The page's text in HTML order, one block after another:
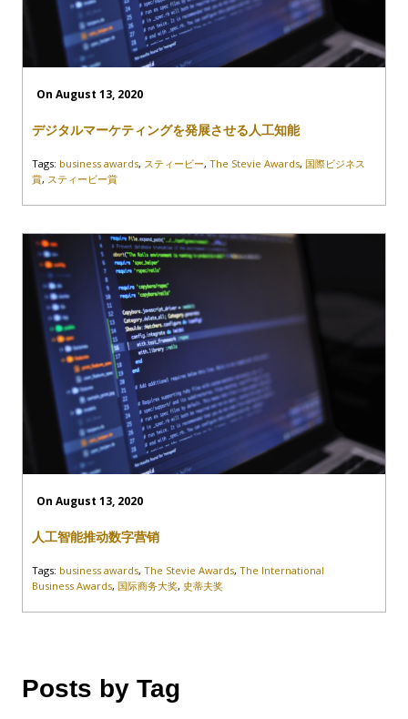
On August 13, 2020
デジタルマーケティングを発展させる人工知能
Tags: business awards, スティービー, The Stevie Awards, 国際ビジネス
賞, スティービー賞
On August 13, 2020
人工智能推动数字营销
Tags: business awards, The Stevie Awards, The International
Business Awards, 国际商务大奖, 史蒂夫奖
Posts by Tag